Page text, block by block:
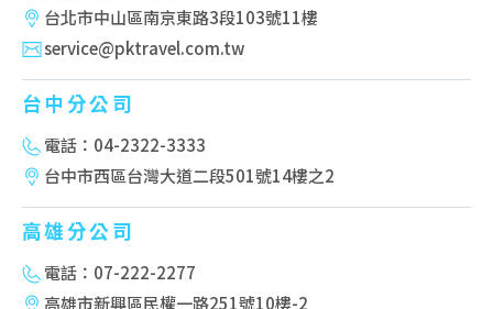
台北市中山區南京東路3段103號11樓
service@pktravel.com.tw
台中分公司
電話：04-2322-3333
台中市西區台灣大道二段501號14樓之2
高雄分公司
電話：07-222-2277
高雄市新興區民權一路251號10樓-2